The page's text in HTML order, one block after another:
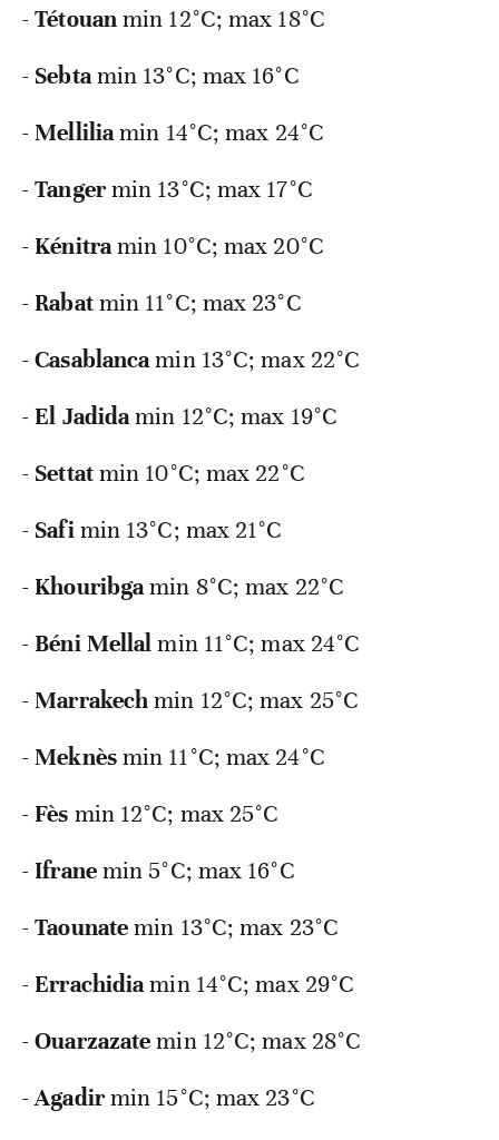
-Tétouanmin 12°C; max 18°C
- Sebtamin 13°C; max 16°C
-Melliliamin 14°C; max 24°C
-Tangermin 13°C; max 17°C
-Kénitramin 10°C; max 20°C
-Rabatmin 11°C; max 23°C
-Casablancamin 13°C; max 22°C
-El Jadidamin 12°C; max 19°C
- Settatmin 10°C; max 22°C
- Safimin 13°C; max 21°C
-Khouribgamin 8°C; max 22°C
-Béni Mellalmin 11°C; max 24°C
-Marrakechmin 12°C; max 25°C
-Meknèsmin 11°C; max 24°C
-Fès min 12°C; max 25°C
-Ifranemin 5°C; max 16°C
-Taounatemin 13°C; max 23°C
-Errachidiamin 14°C; max 29°C
-Ouarzazatemin 12°C; max 28°C
-Agadirmin 15°C; max 23°C